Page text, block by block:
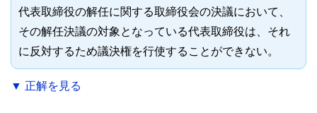
代表取締役の解任に関する取締役会の決議において、
その解任決議の対象となっている代表取締役は、それ
に反対するため議決権を行使することができない。
▼ 正解を見る